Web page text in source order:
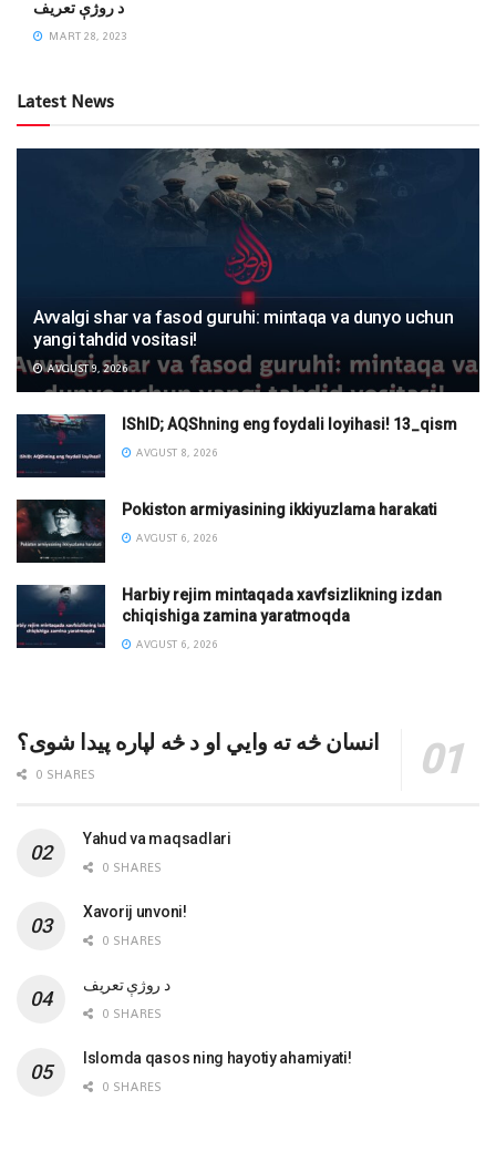
‌د روژې تعریف
MART 28, 2023
Latest News
Avvalgi shar va fasod guruhi: mintaqa va dunyo uchun
yangi tahdid vositasi!
AVGUST 9, 2026
IShID; AQShning eng foydali loyihasi! 13_qism
AVGUST 8, 2026
Pokiston armiyasining ikkiyuzlama harakati
AVGUST 6, 2026
Harbiy rejim mintaqada xavfsizlikning izdan
chiqishiga zamina yaratmoqda
AVGUST 6, 2026
انسان څه ته وایي او د څه لپاره پیدا شوی؟
0 SHARES
Yahud va maqsadlari
0 SHARES
Xavorij unvoni!
0 SHARES
‌د روژې تعریف
0 SHARES
Islomda qasos ning hayotiy ahamiyati!
0 SHARES